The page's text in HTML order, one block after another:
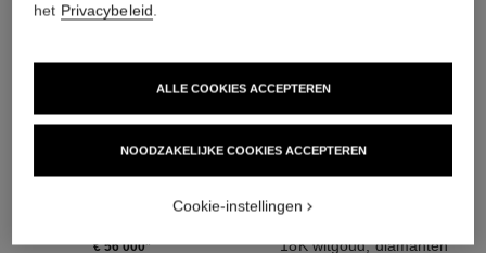
eternal n°5 collier
Ref. J11998€ 56 000*
eternal n°5 armband met lijn van
18K witgoud, diamanten
het Privacybeleid
NOODZAKELIJKE COOKIES ACCEPTEREN
ALLE COOKIES ACCEPTEREN
Cookie-instellingen